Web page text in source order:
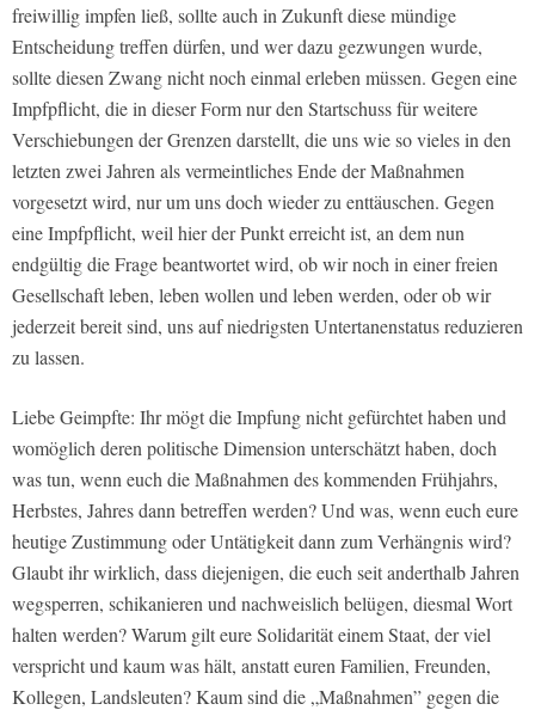
freiwillig impfen ließ, sollte auch in Zukunft diese mündige
Entscheidung treffen dürfen, und wer dazu gezwungen wurde,
sollte diesen Zwang nicht noch einmal erleben müssen. Gegen eine
Impfpflicht, die in dieser Form nur den Startschuss für weitere
Verschiebungen der Grenzen darstellt, die uns wie so vieles in den
letzten zwei Jahren als vermeintliches Ende der Maßnahmen
vorgesetzt wird, nur um uns doch wieder zu enttäuschen. Gegen
eine Impfpflicht, weil hier der Punkt erreicht ist, an dem nun
endgültig die Frage beantwortet wird, ob wir noch in einer freien
Gesellschaft leben, leben wollen und leben werden, oder ob wir
jederzeit bereit sind, uns auf niedrigsten Untertanenstatus reduzieren
zu lassen.
Liebe Geimpfte: Ihr mögt die Impfung nicht gefürchtet haben und
womöglich deren politische Dimension unterschätzt haben, doch
was tun, wenn euch die Maßnahmen des kommenden Frühjahrs,
Herbstes, Jahres dann betreffen werden? Und was, wenn euch eure
heutige Zustimmung oder Untätigkeit dann zum Verhängnis wird?
Glaubt ihr wirklich, dass diejenigen, die euch seit anderthalb Jahren
wegsperren, schikanieren und nachweislich belügen, diesmal Wort
halten werden? Warum gilt eure Solidarität einem Staat, der viel
verspricht und kaum was hält, anstatt euren Familien, Freunden,
Kollegen, Landsleuten? Kaum sind die „Maßnahmen” gegen die